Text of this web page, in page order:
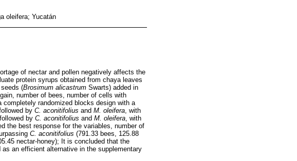
oleifera; Yucatán
of nectar and pollen negatively affects the
protein syrups obtained from chaya leaves
(Brosimum alicastrum Swarts) added in
number of bees, number of cells with
completely randomized blocks design with a
by C. aconitifolius and M. oleifera , with
by C. aconitifolius and M. oleifera , with
the best response for the variables, number of
C. aconitifolius (791.33 bees, 125.88
nectar-honey); It is concluded that the
an efficient alternative in the supplementary